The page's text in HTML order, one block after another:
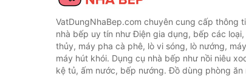
VatDungNhaBep.com chuyên cung cấp thông
nhà bếp uy tín như Điện gia dụng, bếp các
thủy, máy pha cà phê, lò vi sóng, lò nướng,
máy hút khói. Dụng cụ nhà bếp như nồi niêu
kệ tủ, ấm nước, bếp nướng. Đồ dùng phòng